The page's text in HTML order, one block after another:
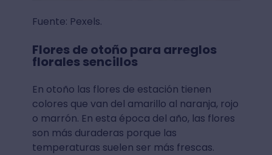
Fuente: Pexels.
Flores de otoño para arreglos
florales sencillos
En otoño las flores de estación tienen
colores que van del amarillo al naranja, rojo
o marrón. En esta época del año, las flores
son más duraderas porque las
temperaturas suelen ser más frescas.